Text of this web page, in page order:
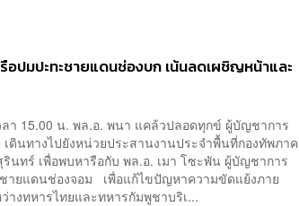
ปมปะทะชายแดนช่องบก เน้นลดเผชิญหน้าและ
ลา 15.00 น. พล.อ. พนา แคล้วปลอดทุกข์ ผู้บัญชาการ
ดินทางไปยังหน่วยประสานงานประจำพื้นที่กองทัพภาค
รินทร์ เพื่อพบหารือกับ พล.อ. เมา โซะพัน ผู้บัญชาการ
ยแดนช่องจอม เพื่อแก้ไขปัญหาความขัดแย้งภาย
างทหารไทยและทหารกัมพูชาบริเ...